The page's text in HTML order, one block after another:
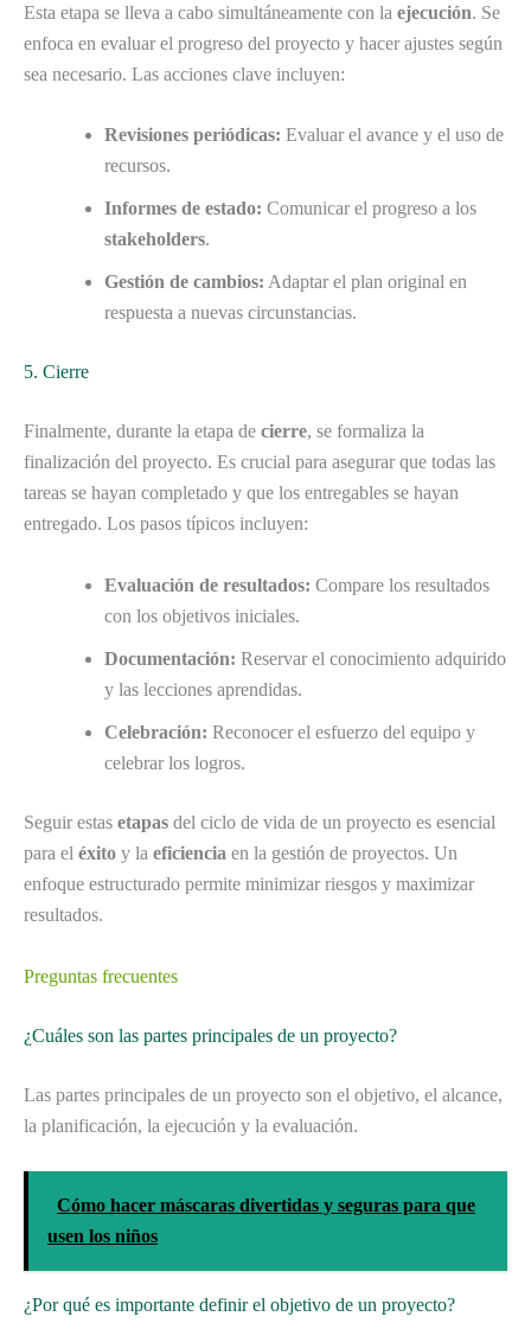
Esta etapa se lleva a cabo simultáneamente con la ejecución. Se
enfoca en evaluar el progreso del proyecto y hacer ajustes según
sea necesario. Las acciones clave incluyen:
Revisiones periódicas: Evaluar el avance y el uso de
recursos.
Informes de estado: Comunicar el progreso a los
stakeholders.
Gestión de cambios: Adaptar el plan original en
respuesta a nuevas circunstancias.
5. Cierre
Finalmente, durante la etapa de cierre, se formaliza la
finalización del proyecto. Es crucial para asegurar que todas las
tareas se hayan completado y que los entregables se hayan
entregado. Los pasos típicos incluyen:
Evaluación de resultados: Compare los resultados
con los objetivos iniciales.
Documentación: Reservar el conocimiento adquirido
y las lecciones aprendidas.
Celebración: Reconocer el esfuerzo del equipo y
celebrar los logros.
Seguir estas etapas del ciclo de vida de un proyecto es esencial
para el éxito y la eficiencia en la gestión de proyectos. Un
enfoque estructurado permite minimizar riesgos y maximizar
resultados.
Preguntas frecuentes
¿Cuáles son las partes principales de un proyecto?
Las partes principales de un proyecto son el objetivo, el alcance,
la planificación, la ejecución y la evaluación.
Cómo hacer máscaras divertidas y seguras para que
usen los niños
¿Por qué es importante definir el objetivo de un proyecto?